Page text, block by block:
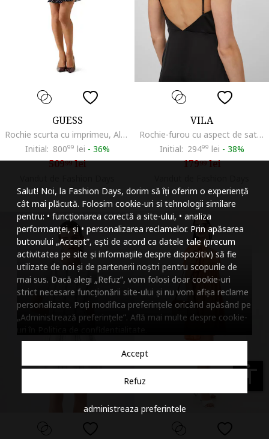
Salut! Noi, la Fashion Days, dorim să îți oferim o experiență
cât mai plăcută. Folosim cookie-uri si tehnologii similare
pentru: • funcționarea corectă a site-ului, • analiza
performanței, și • personalizarea reclamelor. Prin apăsarea
butonului „Accept”, ești de acord ca datele tale (precum
activitatea pe site și informațiile despre dispozitiv) să fie
utilizate de noi și de partenerii noștri pentru scopurile de
mai sus. Dacă alegi „Refuz”, vom folosi doar cookie-uri
strict necesare funcționării site-ului și nu vom afișa reclame
personalizate. Poți modifica preferințele oricând apăsând pe
„Administrează preferințele”. Află mai multe despre cookie-
Accept
Refuz
administreaza preferintele
GUESS
Rochie scurta cu imprimeu, Albastru ultramarin
Initial: 80099 lei - 36%
50999lei
VILA
Rochie-furou cu aspect de satin, Negru
Initial: 29499 lei - 38%
17999lei
accessibility
Micsoreaza
Mareste spatierea
Micsoreaza
Mareste inaltimea
Micsoreaza
Inverseaza culorile
Nuante de gri
Cursor mare